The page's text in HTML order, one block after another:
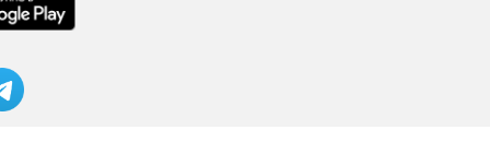
в
приложение
Google
Play
Магазин
профессиональной